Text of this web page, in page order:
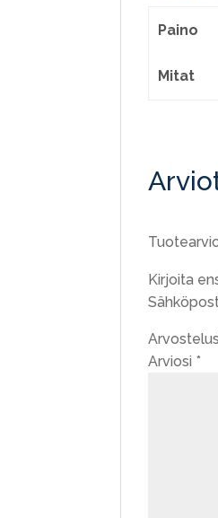
Paino
Mitat
Kirjoita
Arviosi *